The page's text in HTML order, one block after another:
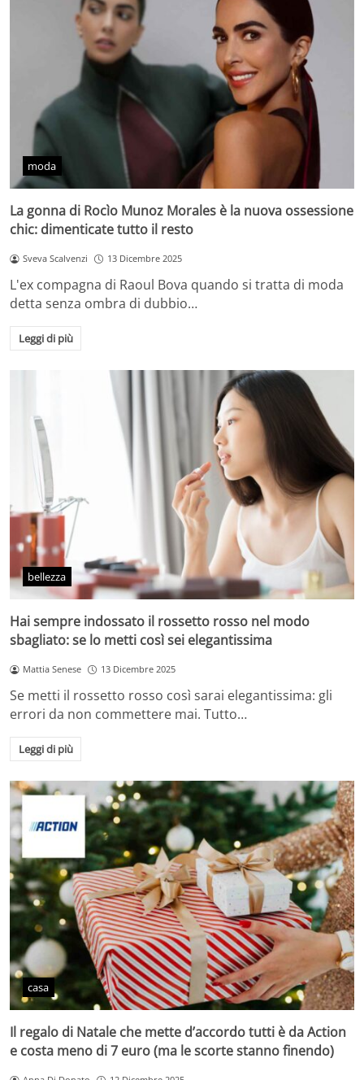
moda
La gonna di Rocìo Munoz Morales è la nuova ossessione
chic: dimenticate tutto il resto
Sveva Scalvenzi 13 Dicembre 2025
L'ex compagna di Raoul Bova quando si tratta di moda
detta senza ombra di dubbio…
Leggi di più
bellezza
Hai sempre indossato il rossetto rosso nel modo
sbagliato: se lo metti così sei elegantissima
Mattia Senese 13 Dicembre 2025
Se metti il rossetto rosso così sarai elegantissima: gli
errori da non commettere mai. Tutto…
Leggi di più
casa
Il regalo di Natale che mette d’accordo tutti è da Action
e costa meno di 7 euro (ma le scorte stanno finendo)